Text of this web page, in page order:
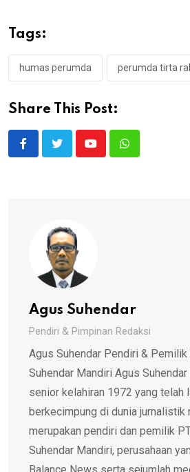
Tags:
humas perumda perumda tirta
Share This Post:
YoutubeWhatsapp
Agus Suhendar
Pendiri & Pimpinan Redaksi
Agus Suhendar Pendiri & Pemilik
Suhendar Mandiri Agus
senior kelahiran 1972 yang telah
berkecimpung di dunia jurnalistik
merupakan pendiri dan pemilik
Suhendar Mandiri, perusahaan